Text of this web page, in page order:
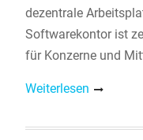
dezentrale
Softwarekontor ist
für Konzerne und
Weiterlesen